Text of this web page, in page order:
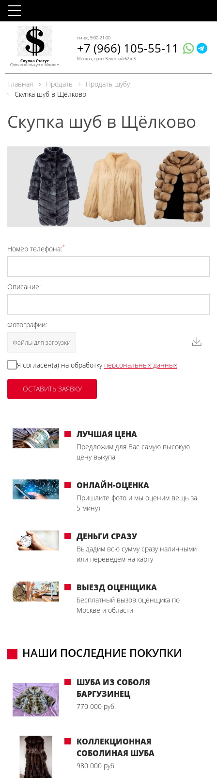
Скупка Статус
Срочный выкуп в Москве
пн-вс, 9:00-21:00
+7 (966) 105-55-11
Москва, пр-кт Зеленый 62 к.3
Главная Продать
Продать шубу
Скупка шуб в Щёлково
Скупка шуб в Щёлково
Номер телефона:*
Описание:
Фотографии:
Файлы для загрузки
Я согласен(а) на обработку персональных данных
ЛУЧШАЯ ЦЕНА
Предложим для Вас самую высокую
цену выкупа
ОНЛАЙН-ОЦЕНКА
Пришлите фото и мы оценим вещь за
5 минут
ДЕНЬГИ СРАЗУ
Выдадим всю сумму сразу наличными
или переведем на карту
ВЫЕЗД ОЦЕНЩИКА
Бесплатный вызов оценщика по
Москве и области
НАШИ ПОСЛЕДНИЕ ПОКУПКИ
ШУБА ИЗ СОБОЛЯ
БАРГУЗИНЕЦ
770 000 руб.
КОЛЛЕКЦИОННАЯ
СОБОЛИНАЯ ШУБА
980 000 руб.